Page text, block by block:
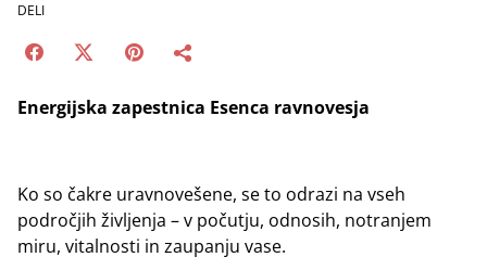
DELI
Energijska zapestnica Esenca ravnovesja
Ko so čakre uravnovešene, se to odrazi na vseh
področjih življenja – v počutju, odnosih, notranjem
miru, vitalnosti in zaupanju vase.